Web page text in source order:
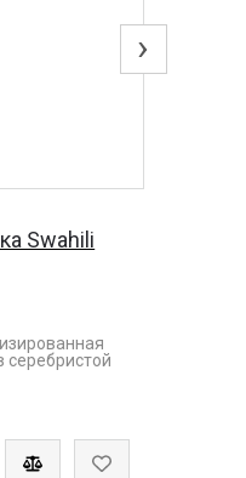
›
Swahili
серебристой